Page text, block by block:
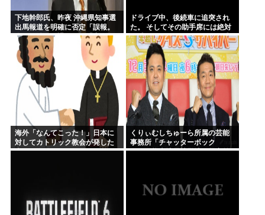
下地幹郎氏、昨夜 沖縄県知事選
出馬報道を明確に否定「誤報。
私は政治を引退した」「出な
い」「出ない。変わらない」と
繰り返し強調
ドライブ中、後続車に追突され
た。 そしてその助手席には絶対
に乗っていてはいけない人が乗
っていた。どうすればいいん
だ……..
海外「なんてこった！」日本に
対してカトリック教会が発した
声明に海外からコメントが殺到
くりぃむしちゅーら所属の芸能
事務所「チャッターボック
ス」、熊本地震被災地に災害義